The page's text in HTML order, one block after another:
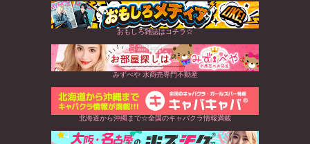
おもしろ雑誌はコチラ☆
みずべや 水商売専門不動産
北海道から沖縄まで☆全国のキャバクラ情報満載